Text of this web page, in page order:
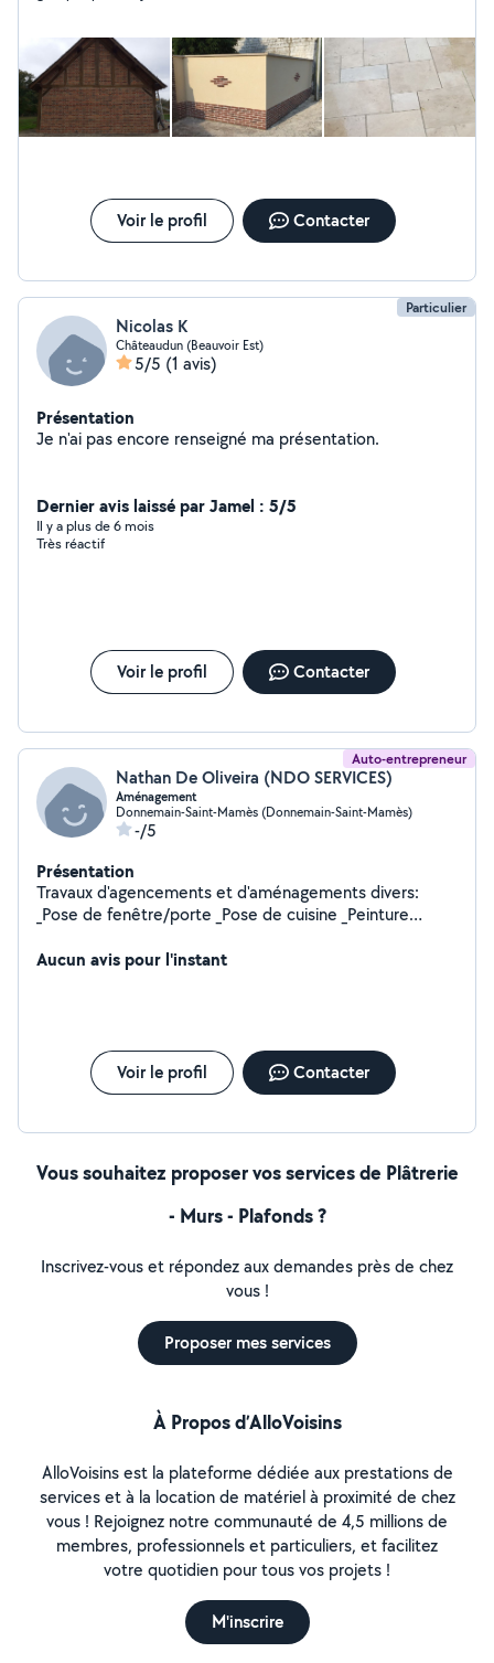
Voir le profil Contacter
Particulier
Nicolas K
Châteaudun (Beauvoir Est)
5/5 (1 avis)
Présentation
Je n'ai pas encore renseigné ma présentation.
Dernier avis laissé par Jamel : 5/5
Il y a plus de 6 mois
Très réactif
Voir le profil Contacter
Auto-entrepreneur
Nathan De Oliveira (NDO SERVICES)
Aménagement
Donnemain-Saint-Mamès (Donnemain-Saint-Mamès)
-/5
Présentation
Travaux d'agencements et d'aménagements divers:
_Pose de fenêtre/porte _Pose de cuisine _Peinture
services suivant vos demandes N'hésitez pas à me
Aucun avis pour l'instant
Voir le profil Contacter
Vous souhaitez proposer vos services de Plâtrerie
- Murs - Plafonds ?
Inscrivez-vous et répondez aux demandes près de chez
vous !
Proposer mes services
À Propos d’AlloVoisins
AlloVoisins est la plateforme dédiée aux prestations de
services et à la location de matériel à proximité de chez
vous ! Rejoignez notre communauté de 4,5 millions de
membres, professionnels et particuliers, et facilitez
votre quotidien pour tous vos projets !
M'inscrire